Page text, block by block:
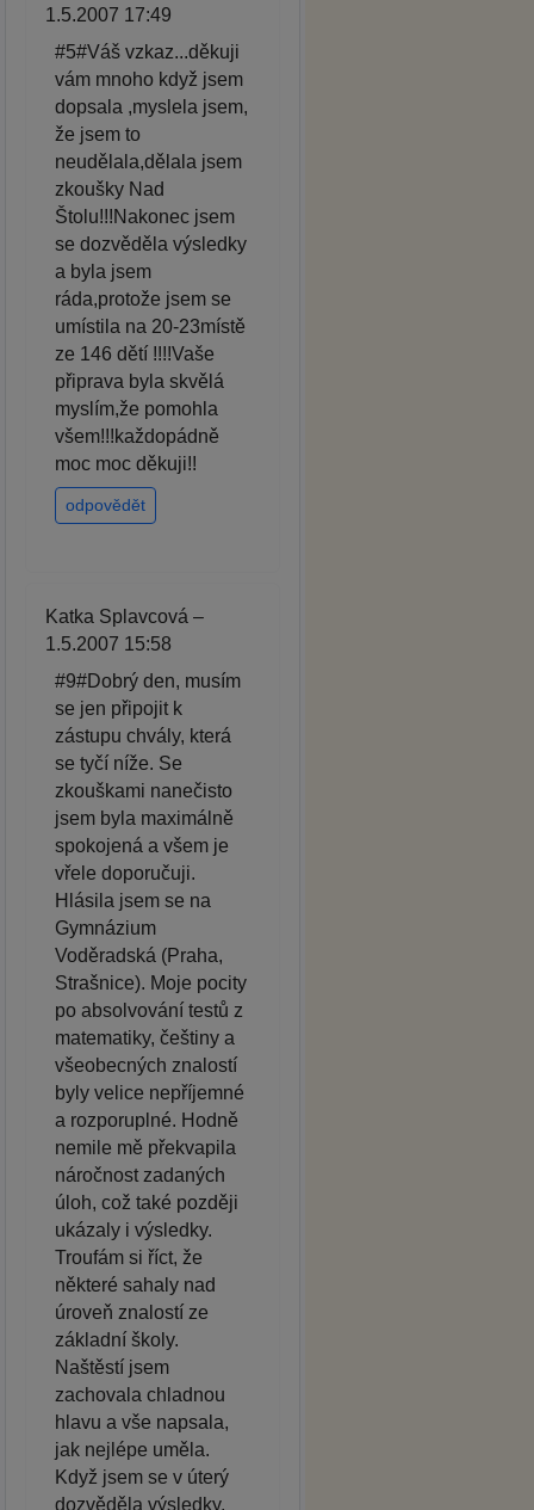
1.5.2007 17:49
#5#Váš vzkaz...děkuji
vám mnoho když jsem
dopsala ,myslela jsem,
že jsem to
neudělala,dělala jsem
zkoušky Nad
Štolu!!!Nakonec jsem
se dozvěděla výsledky
a byla jsem
ráda,protože jsem se
umístila na 20-23místě
ze 146 dětí !!!!Vaše
připrava byla skvělá
myslím,že pomohla
všem!!!každopádně
moc moc děkuji!!
odpovědět
Katka Splavcová –
1.5.2007 15:58
#9#Dobrý den, musím
se jen připojit k
zástupu chvály, která
se tyčí níže. Se
zkouškami nanečisto
jsem byla maximálně
spokojená a všem je
vřele doporučuji.
Hlásila jsem se na
Gymnázium
Voděradská (Praha,
Strašnice). Moje pocity
po absolvování testů z
matematiky, češtiny a
všeobecných znalostí
byly velice nepříjemné
a rozporuplné. Hodně
nemile mě překvapila
náročnost zadaných
úloh, což také později
ukázaly i výsledky.
Troufám si říct, že
některé sahaly nad
úroveň znalostí ze
základní školy.
Naštěstí jsem
zachovala chladnou
hlavu a vše napsala,
jak nejlépe uměla.
Když jsem se v úterý
dozvěděla výsledky,